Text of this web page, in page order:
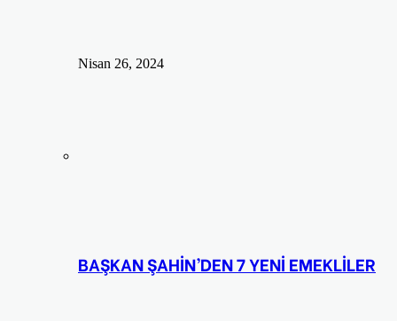
Nisan 26, 2024
BAŞKAN ŞAHİN’DEN 7 YENİ EMEKLİLER